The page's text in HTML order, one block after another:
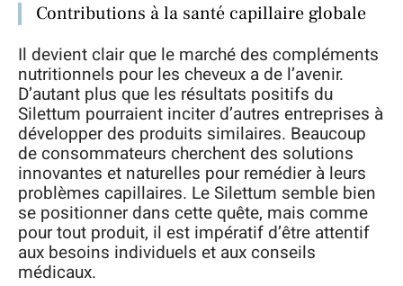
Contributions à la santé capillaire globale
Il devient clair que le marché des compléments
nutritionnels pour les cheveux a de l’avenir.
D’autant plus que les résultats positifs du
Silettum pourraient inciter d’autres entreprises à
développer des produits similaires. Beaucoup
de consommateurs cherchent des solutions
innovantes et naturelles pour remédier à leurs
problèmes capillaires. Le Silettum semble bien
se positionner dans cette quête, mais comme
pour tout produit, il est impératif d’être attentif
aux besoins individuels et aux conseils
médicaux.